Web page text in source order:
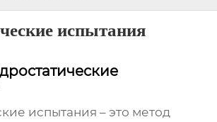
испытания
испытания – это метод